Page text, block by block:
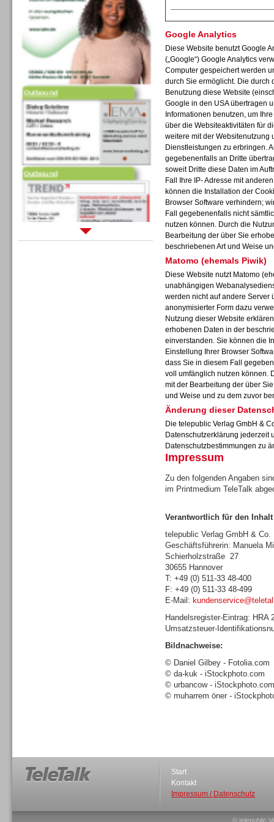
Outbound
Outbound
Sprachdialogsysteme u. Ki/
Google Analytics
Diese Website benutzt Google
(„Google“) Google Analytics
Computer gespeichert werden
durch Sie ermöglicht. Die durch
Benutzung diese Website
Google in den USA übertragen
Informationen benutzen, um
über die Websiteaktivitäten für
weitere mit der Websitenutzung
Dienstleistungen zu erbringen.
gegebenenfalls an Dritte
soweit Dritte diese Daten im
Fall Ihre IP- Adresse mit
können die Installation der
Browser Software verhindern;
Fall gegebenenfalls nicht
nutzen können. Durch die
Bearbeitung der über Sie
beschriebenen Art und Weise
Matomo (ehemals Piwik)
Diese Website nutzt Matomo
unabhängigen
werden nicht auf andere Server
anonymisierter Form dazu
Nutzung dieser Website
erhobenen Daten in der
einverstanden. Sie können die
Einstellung Ihrer Browser
dass Sie in diesem Fall
voll umfänglich nutzen können.
mit der Bearbeitung der über
und Weise und zu dem zuvor
Änderung dieser
Die telepublic Verlag GmbH &
Datenschutzerklärung jederzeit
Datenschutzbestimmungen zu
Impressum
Zu den folgenden Angaben
im Printmedium TeleTalk
Verantwortlich für den
telepublic Verlag GmbH & Co.
Geschäftsführerin: Manuela
Schierholzstraße 27
30655 Hannover
T: +49 (0) 511-33 48-400
F: +49 (0) 511-33 48-499
E-Mail:
Handelsregister-Eintrag: HRA
Umsatzsteuer-
Bildnachweise:
© Daniel Gilbey - Fotolia.com
© da-kuk - iStockphoto.com
© urbancow - iStockphoto.com
© muharrem öner -
Start
Kontakt
Impressum / Datenschutz
© telepublic